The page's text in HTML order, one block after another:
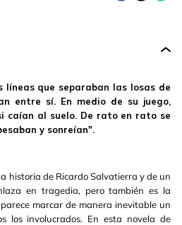
que separaban las losas de
entre sí. En medio de su juego,
caían al suelo. De rato en rato se
y sonreían".
historia de Ricardo Salvatierra y de un
en tragedia, pero también es la
marcar de manera inevitable un
los involucrados. En esta novela de